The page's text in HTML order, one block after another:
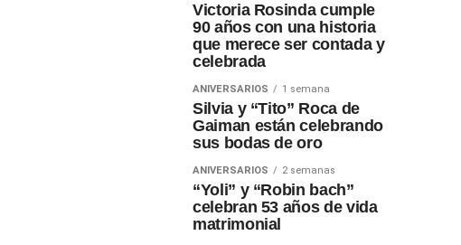
Victoria Rosinda cumple
90 años con una historia
que merece ser contada y
celebrada
ANIVERSARIOS 1 semana
Silvia y “Tito” Roca de
Gaiman están celebrando
sus bodas de oro
ANIVERSARIOS 2 semanas
“Yoli” y “Robin bach”
celebran 53 años de vida
matrimonial